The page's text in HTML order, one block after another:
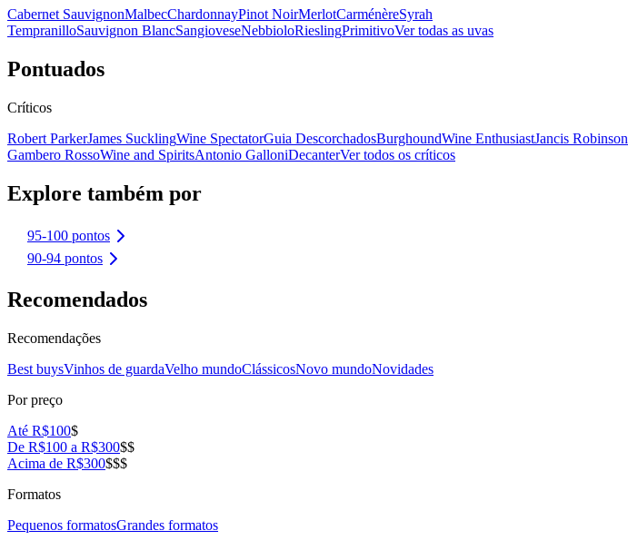
Cabernet SauvignonMalbecChardonnayPinot NoirMerlotCarménèreSyrah
TempranilloSauvignon BlancSangioveseNebbioloRieslingPrimitivoVer todas as uvas
Pontuados
Críticos
Robert ParkerJames SucklingWine SpectatorGuia DescorchadosBurghoundWine EnthusiastJancis Robinson
Gambero RossoWine and SpiritsAntonio GalloniDecanterVer todos os críticos
Explore também por
95-100 pontos
90-94 pontos
Recomendados
Recomendações
Best buysVinhos de guardaVelho mundoClássicosNovo mundoNovidades
Por preço
Até R$100$
De R$100 a R$300$$
Acima de R$300$$$
Formatos
Pequenos formatosGrandes formatos